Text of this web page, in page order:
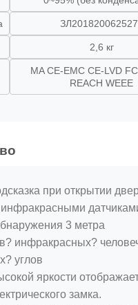
2,6 кг
MA CE-EMC CE-LVD
REACH WEEE
при открытии
инфракрасными
3 метра
инфракрасных?
углов
яркости
замка.